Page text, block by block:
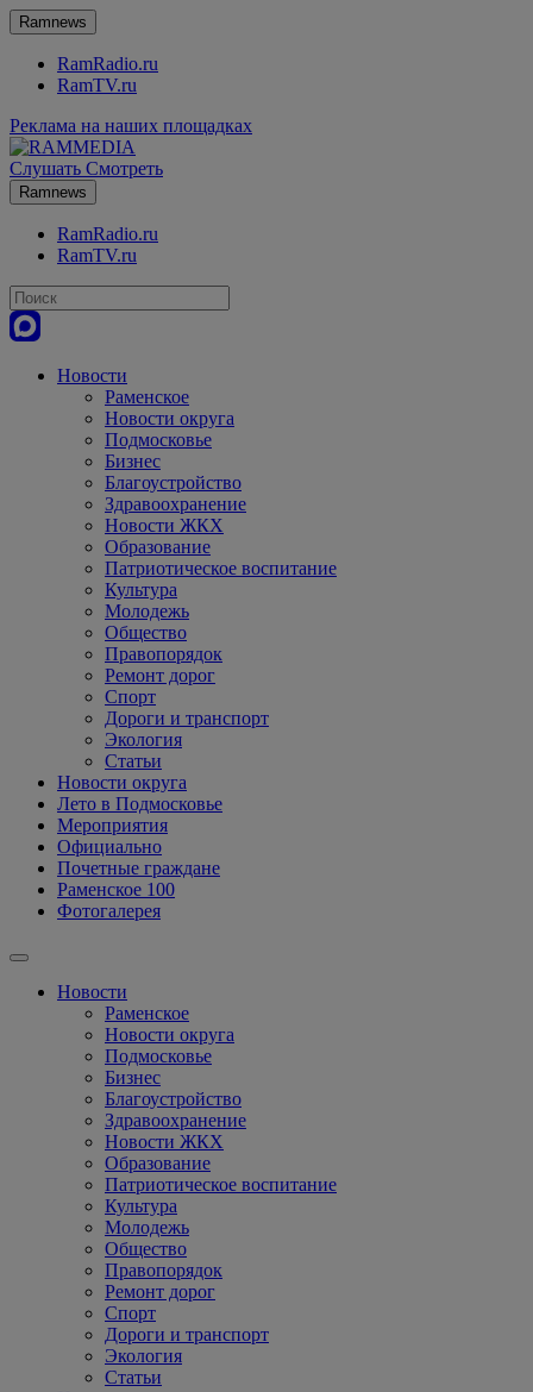
Ramnews
RamRadio.ru
RamTV.ru
Реклама на наших площадках
Слушать Смотреть
Ramnews
RamRadio.ru
RamTV.ru
Новости
Раменское
Новости округа
Подмосковье
Бизнес
Благоустройство
Здравоохранение
Новости ЖКХ
Образование
Патриотическое воспитание
Культура
Молодежь
Общество
Правопорядок
Ремонт дорог
Спорт
Дороги и транспорт
Экология
Статьи
Новости округа
Лето в Подмосковье
Мероприятия
Официально
Почетные граждане
Раменское 100
Фотогалерея
Новости
Раменское
Новости округа
Подмосковье
Бизнес
Благоустройство
Здравоохранение
Новости ЖКХ
Образование
Патриотическое воспитание
Культура
Молодежь
Общество
Правопорядок
Ремонт дорог
Спорт
Дороги и транспорт
Экология
Статьи